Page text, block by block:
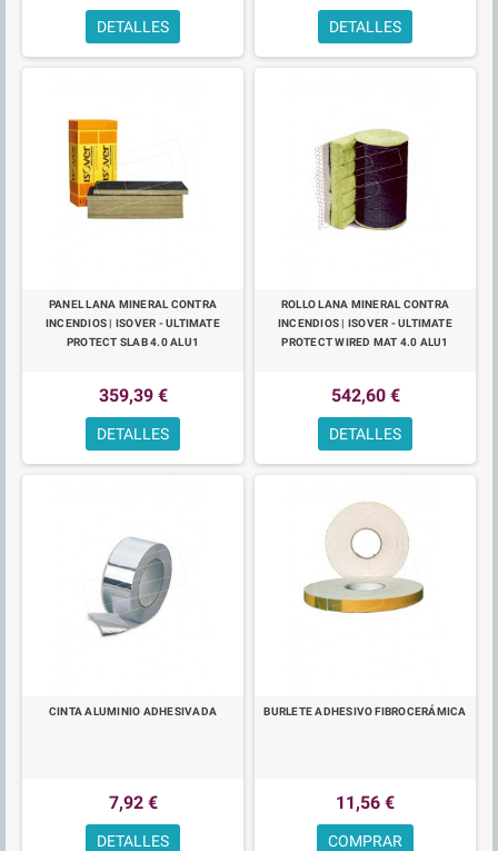
DETALLES DETALLES
PANEL LANA MINERAL CONTRA
INCENDIOS | ISOVER - ULTIMATE
PROTECT SLAB 4.0 ALU1
359,39 €
DETALLES
ROLLO LANA MINERAL CONTRA
INCENDIOS | ISOVER - ULTIMATE
PROTECT WIRED MAT 4.0 ALU1
542,60 €
DETALLES
CINTA ALUMINIO ADHESIVADA
7,92 €
DETALLES
BURLETE ADHESIVO FIBROCERÁMICA
11,56 €
COMPRAR